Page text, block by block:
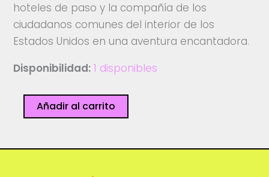
hoteles de paso y la compañía de los
ciudadanos comunes del interior de los
Estados Unidos en una aventura encantadora.
Disponibilidad: 1 disponibles
Carsick
cantidad
Añadir al carrito